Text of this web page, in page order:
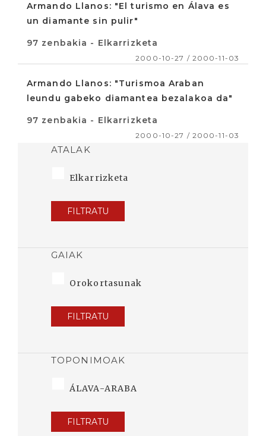
Armando Llanos: "El turismo en Álava es
un diamante sin pulir"
97 zenbakia - Elkarrizketa
2000-10-27 / 2000-11-03
Armando Llanos: "Turismoa Araban
leundu gabeko diamantea bezalakoa da"
97 zenbakia - Elkarrizketa
2000-10-27 / 2000-11-03
ATALAK
Elkarrizketa
FILTRATU
GAIAK
Orokortasunak
FILTRATU
TOPONIMOAK
ÁLAVA-ARABA
FILTRATU